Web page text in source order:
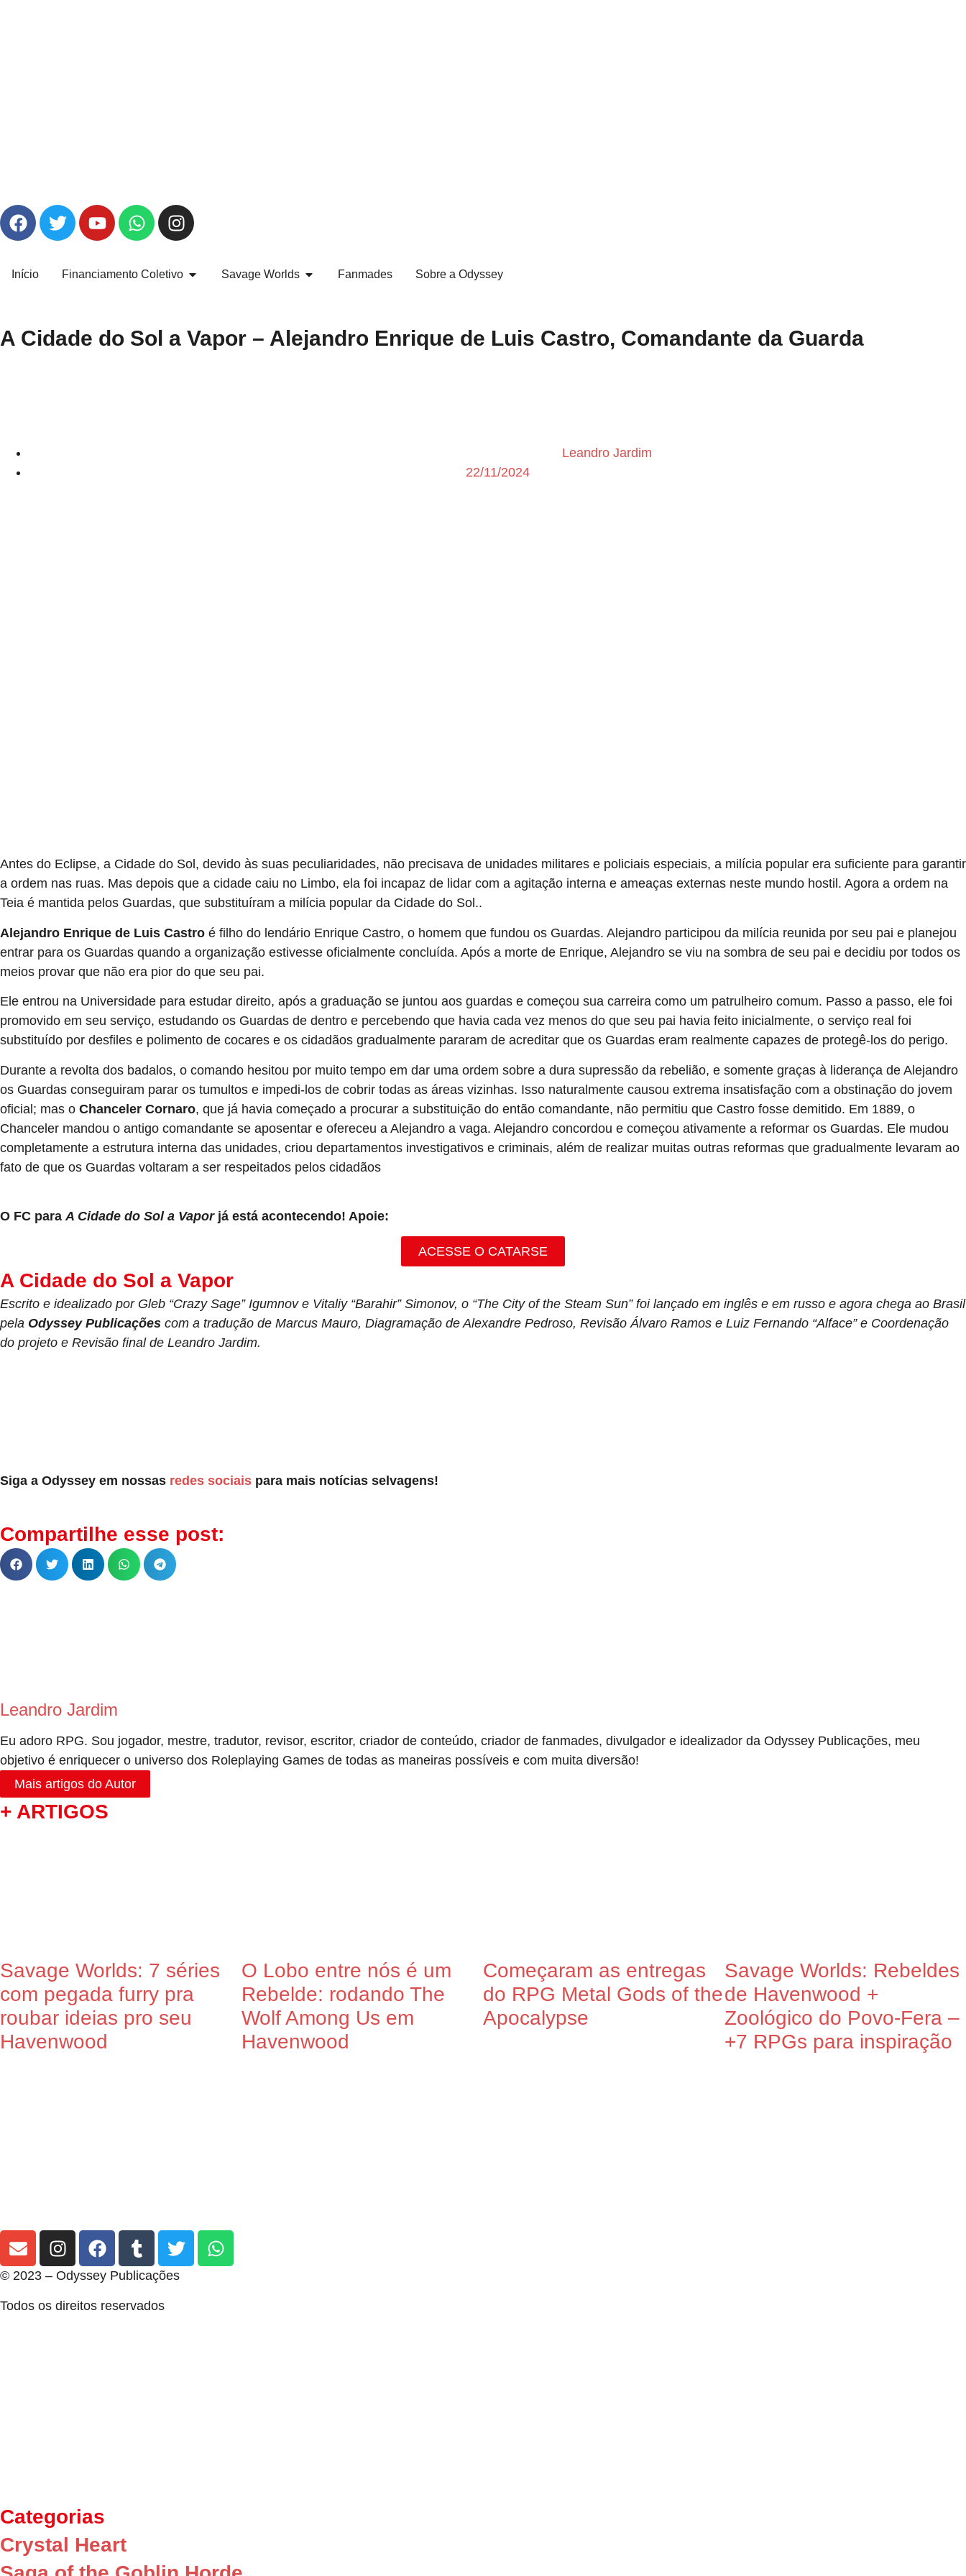
Início Financiamento Coletivo Savage Worlds Fanmades Sobre a Odyssey
A Cidade do Sol a Vapor – Alejandro Enrique de Luis Castro, Comandante da Guarda
Leandro Jardim
22/11/2024
Antes do Eclipse, a Cidade do Sol, devido às suas peculiaridades, não precisava de unidades militares e policiais especiais, a milícia popular era suficiente para garantir
a ordem nas ruas. Mas depois que a cidade caiu no Limbo, ela foi incapaz de lidar com a agitação interna e ameaças externas neste mundo hostil. Agora a ordem na
Teia é mantida pelos Guardas, que substituíram a milícia popular da Cidade do Sol..
Alejandro Enrique de Luis Castro é filho do lendário Enrique Castro, o homem que fundou os Guardas. Alejandro participou da milícia reunida por seu pai e planejou
entrar para os Guardas quando a organização estivesse oficialmente concluída. Após a morte de Enrique, Alejandro se viu na sombra de seu pai e decidiu por todos os
meios provar que não era pior do que seu pai.
Ele entrou na Universidade para estudar direito, após a graduação se juntou aos guardas e começou sua carreira como um patrulheiro comum. Passo a passo, ele foi
promovido em seu serviço, estudando os Guardas de dentro e percebendo que havia cada vez menos do que seu pai havia feito inicialmente, o serviço real foi
substituído por desfiles e polimento de cocares e os cidadãos gradualmente pararam de acreditar que os Guardas eram realmente capazes de protegê-los do perigo.
Durante a revolta dos badalos, o comando hesitou por muito tempo em dar uma ordem sobre a dura supressão da rebelião, e somente graças à liderança de Alejandro
os Guardas conseguiram parar os tumultos e impedi-los de cobrir todas as áreas vizinhas. Isso naturalmente causou extrema insatisfação com a obstinação do jovem
oficial; mas o Chanceler Cornaro, que já havia começado a procurar a substituição do então comandante, não permitiu que Castro fosse demitido. Em 1889, o
Chanceler mandou o antigo comandante se aposentar e ofereceu a Alejandro a vaga. Alejandro concordou e começou ativamente a reformar os Guardas. Ele mudou
completamente a estrutura interna das unidades, criou departamentos investigativos e criminais, além de realizar muitas outras reformas que gradualmente levaram ao
fato de que os Guardas voltaram a ser respeitados pelos cidadãos
O FC para A Cidade do Sol a Vaporjá está acontecendo! Apoie:
ACESSE O CATARSE
A Cidade do Sol a Vapor
Escrito e idealizado por Gleb “Crazy Sage” Igumnov e Vitaliy “Barahir” Simonov, o “The City of the Steam Sun” foi lançado em inglês e em russo e agora chega ao Brasil
pela Odyssey Publicações com a tradução de Marcus Mauro, Diagramação de Alexandre Pedroso, Revisão Álvaro Ramos e Luiz Fernando “Alface” e Coordenação
do projeto e Revisão final de Leandro Jardim.
Siga a Odyssey em nossas redes sociais para mais notícias selvagens!
Compartilhe esse post:
Leandro Jardim
Eu adoro RPG. Sou jogador, mestre, tradutor, revisor, escritor, criador de conteúdo, criador de fanmades, divulgador e idealizador da Odyssey Publicações, meu
objetivo é enriquecer o universo dos Roleplaying Games de todas as maneiras possíveis e com muita diversão!
Mais artigos do Autor
+ ARTIGOS
Savage Worlds: 7 séries
com pegada furry pra
roubar ideias pro seu
Havenwood
O Lobo entre nós é um
Rebelde: rodando The
Wolf Among Us em
Havenwood
Começaram as entregas
do RPG Metal Gods of the
Apocalypse
Savage Worlds: Rebeldes
de Havenwood +
Zoológico do Povo-Fera –
+7 RPGs para inspiração
© 2023 – Odyssey Publicações
Todos os direitos reservados
Categorias
Crystal Heart